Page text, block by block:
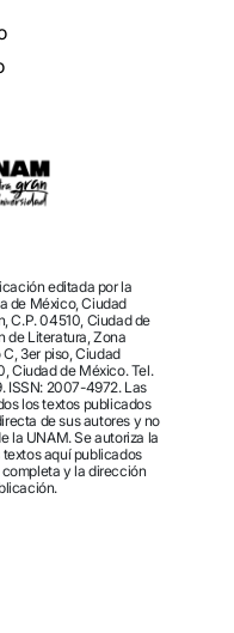
editada por la
de México, Ciudad
C.P. 04510, Ciudad de
de Literatura, Zona
3er piso, Ciudad
Ciudad de México. Tel.
ISSN: 2007-4972. Las
los textos publicados
de sus autores y no
la UNAM. Se autoriza la
aquí publicados
y la dirección